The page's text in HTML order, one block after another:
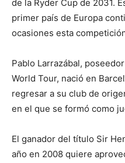
de la Ryder Cup de 2031.
primer país de Europa
ocasiones esta
Pablo Larrazábal,
World Tour, nació en
regresar a su club de
en el que se formó como
El ganador del título Sir
año en 2008 quiere